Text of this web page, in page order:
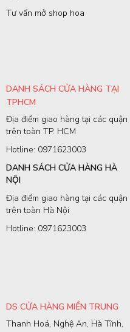
Tư vấn mở shop hoa
DANH SÁCH CỬA HÀNG TẠI
TPHCM
Địa điểm giao hàng tại các quận
trên toàn TP. HCM
Hotline: 0971623003
DANH SÁCH CỬA HÀNG HÀ
NỘI
Địa điểm giao hàng tại các quận
trên toàn Hà Nội
Hotline: 0971623003
DS CỬA HÀNG MIỀN TRUNG
Thanh Hoá, Nghệ An, Hà Tĩnh,